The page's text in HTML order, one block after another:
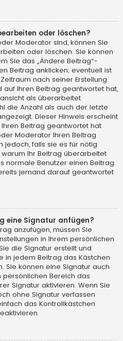
oder löschen?
Moderator sind, können Sie
oder löschen. Sie können
Sie das „Ändere Beitrag“-
Beitrag anklicken; eventuell ist
nach seiner Erstellung
Ihren Beitrag geantwortet hat,
als überarbeitet
die Anzahl als auch der letzte
Dieser Hinweis erscheint
Beitrag geantwortet hat
Moderator Ihren Beitrag
jedoch, falls sie es für nötig
Ihr Beitrag überarbeitet
normale Benutzer einen Beitrag
jemand darauf geantwortet
eine Signatur anfügen?
anzufügen, müssen Sie
in Ihrem persönlichen
die Signatur erstellt und
in jedem Beitrag das Kästchen
Sie können eine Signatur auch
persönlichen Bereich das
Signatur aktivieren. Wenn Sie
ohne Signatur verfassen
das Kontrollkästchen